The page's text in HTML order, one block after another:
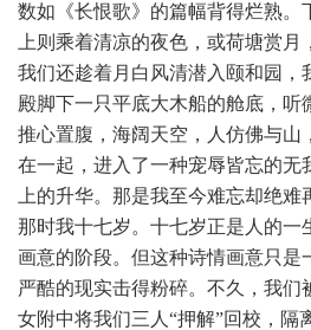
数如《长恨歌》的篇幅背得烂熟。
上则乘着清凉的夜色，或荷塘赏月
我们还趁着月白风清潜入颐和园，
殿脚下一只平底大木船的舱底，听
推心置腹，海阔天空，人仿佛与山
在一起，进入了一种宠辱皆忘的无
上的升华。那是我至今难忘却绝难
那时我十七岁。十七岁正是人的
画意的阶段。但这种诗情画意只是
严酷的现实击得粉碎。不久，我们
女附中将我们三人“押解”回校，隔